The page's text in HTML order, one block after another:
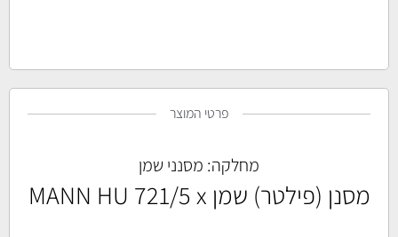
פרטי המוצר
מחלקה: מסנני שמן
מסנן (פילטר) שמן MANN HU 721/5 x